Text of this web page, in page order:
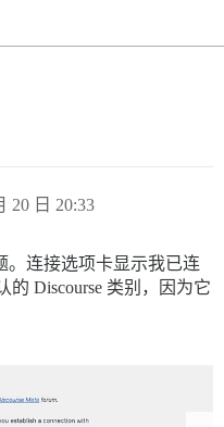
20 日 20:33
。连接选项卡显示我已连
的 Discourse 类别，因为它